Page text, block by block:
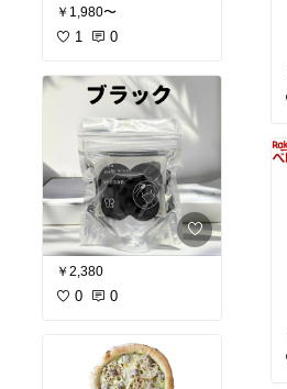
￥1,980〜
1 0
￥2,380
0 0